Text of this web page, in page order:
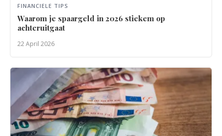
FINANCIELE TIPS
Waarom je spaargeld in 2026 stiekem op
achteruitgaat
22 April 2026